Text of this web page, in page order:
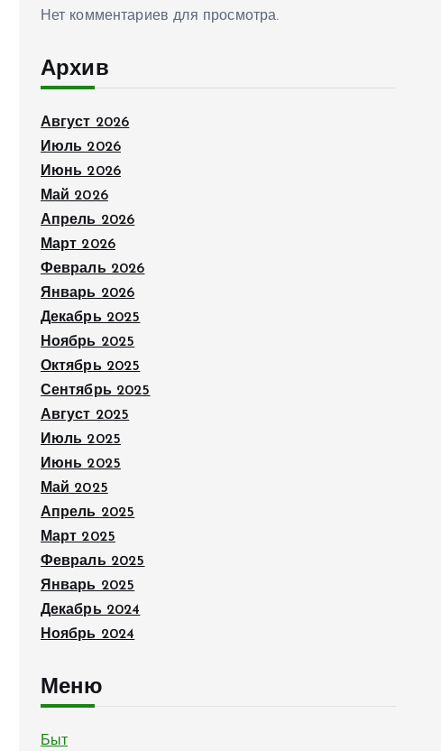
Нет комментариев для просмотра.
Архив
Август 2026
Июль 2026
Июнь 2026
Май 2026
Апрель 2026
Март 2026
Февраль 2026
Январь 2026
Декабрь 2025
Ноябрь 2025
Октябрь 2025
Сентябрь 2025
Август 2025
Июль 2025
Июнь 2025
Май 2025
Апрель 2025
Март 2025
Февраль 2025
Январь 2025
Декабрь 2024
Ноябрь 2024
Меню
Быт